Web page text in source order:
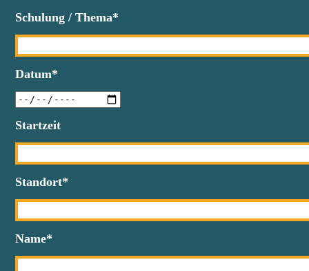
Schulung / Thema*
Datum*
Startzeit
Standort*
Name*